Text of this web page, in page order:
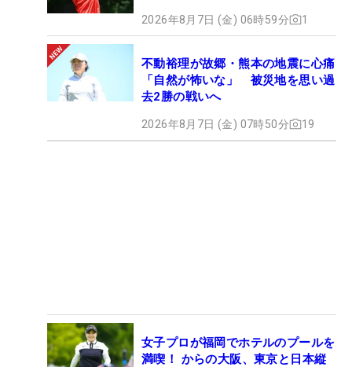
2026年8月7日 (金) 06時59分 1
不動裕理が故郷・熊本の地震に心痛
「自然が怖いな」 被災地を思い過
去2勝の戦いへ
2026年8月7日 (金) 07時50分 19
女子プロが福岡でホテルのプールを
満喫！ からの大阪、東京と日本縦